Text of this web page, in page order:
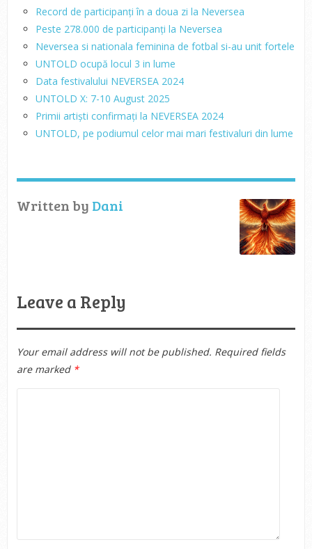
Record de participanți în a doua zi la Neversea
Peste 278.000 de participanți la Neversea
Neversea si nationala feminina de fotbal si-au unit fortele
UNTOLD ocupă locul 3 in lume
Data festivalului NEVERSEA 2024
UNTOLD X: 7-10 August 2025
Primii artiști confirmați la NEVERSEA 2024
UNTOLD, pe podiumul celor mai mari festivaluri din lume
Written by Dani
Leave a Reply
Your email address will not be published. Required fields
are marked *